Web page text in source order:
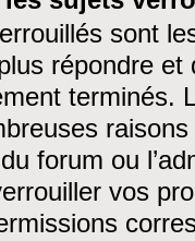
sont
répondre
terminés.
forum ou
vos